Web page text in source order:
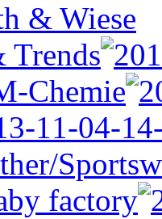
& Wiese
Trends
Chemie
factory